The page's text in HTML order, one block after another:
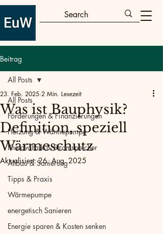
Beitrag
All Posts
Förderungen & Finanzierungen
Heizung & Wärmepumpe
Photovoltaik & Stromspeicher
Altbau & Sanierung
Tipps & Praxis
Wärmepumpe
energetisch Sanieren
Energie sparen & Kosten senken
All Posts
Was ist Bauphysik?
Definition, speziell
Wärmeschutz
23. Feb. 2025 2 Min. Lesezeit
Aktualisiert:26. Aug. 2025